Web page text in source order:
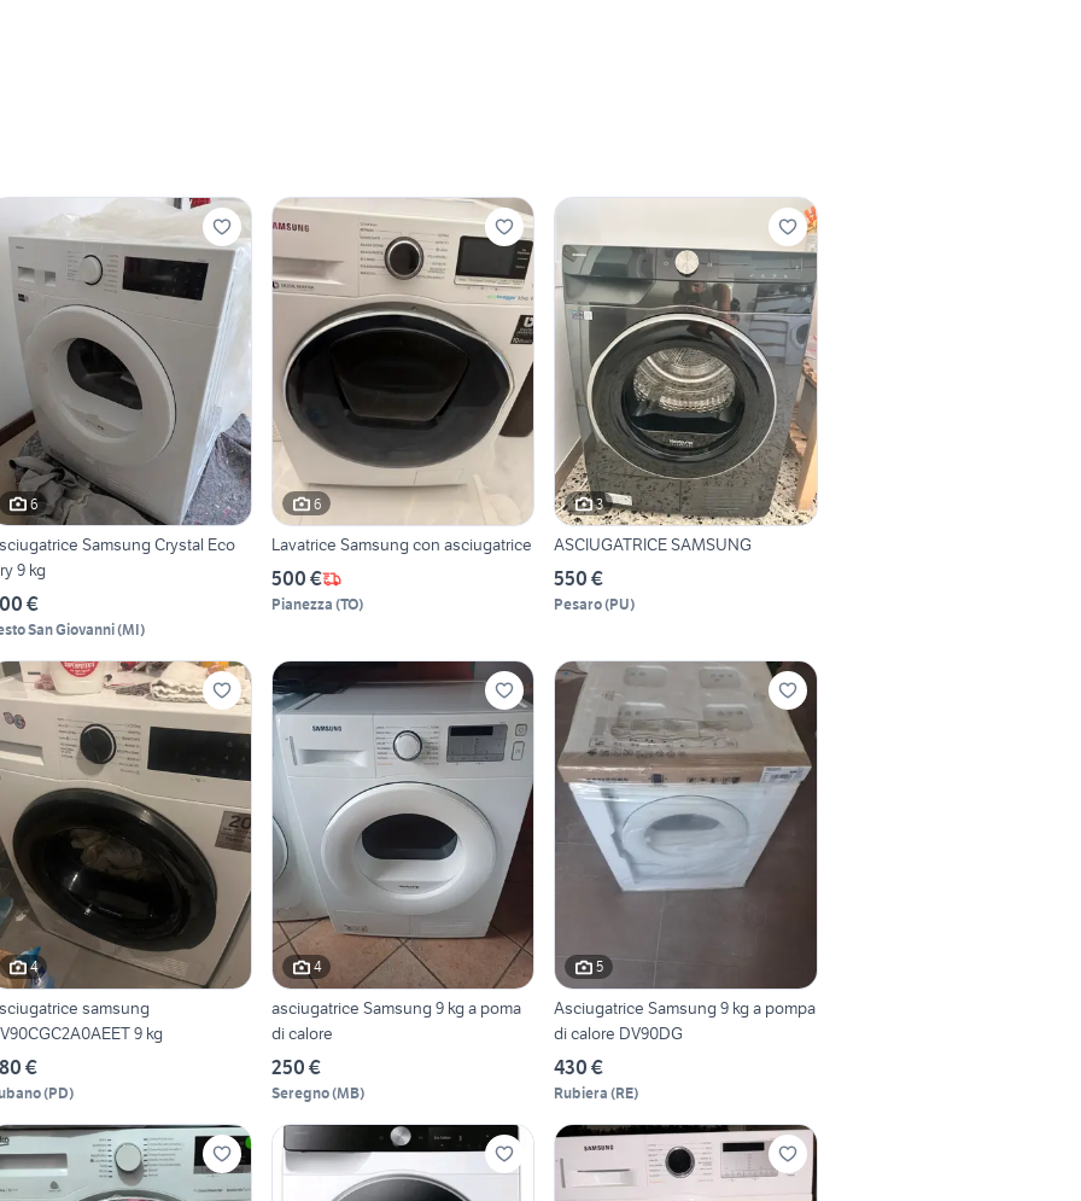
6
Samsung Crystal Eco
9 kg
€
San Giovanni(MI)
6
Lavatrice Samsung con asciugatrice
500 €
Pianezza (TO)
3
ASCIUGATRICE SAMSUNG
550 €
Pesaro(PU)
4
samsung
9 kg
€
(PD)
4
asciugatrice Samsung 9 kg a poma
di calore
250 €
Seregno(MB)
5
Asciugatrice Samsung 9 kg a pompa
di calore DV90DG
430 €
Rubiera (RE)